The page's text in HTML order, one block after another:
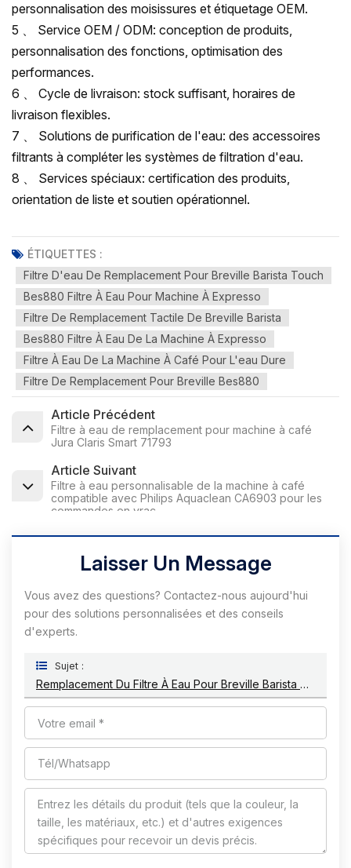
personnalisation des moisissures et étiquetage OEM.
5 、 Service OEM / ODM: conception de produits,
personnalisation des fonctions, optimisation des
performances.
6 、 Cycle de livraison: stock suffisant, horaires de
livraison flexibles.
7 、 Solutions de purification de l'eau: des accessoires
filtrants à compléter les systèmes de filtration d'eau.
8 、 Services spéciaux: certification des produits,
orientation de liste et soutien opérationnel.
ÉTIQUETTES :
Filtre D'eau De Remplacement Pour Breville Barista Touch
Bes880 Filtre À Eau Pour Machine À Expresso
Filtre De Remplacement Tactile De Breville Barista
Bes880 Filtre À Eau De La Machine À Expresso
Filtre À Eau De La Machine À Café Pour L'eau Dure
Filtre De Remplacement Pour Breville Bes880
Article Précédent
Filtre à eau de remplacement pour machine à café
Jura Claris Smart 71793
Article Suivant
Filtre à eau personnalisable de la machine à café
compatible avec Philips Aquaclean CA6903 pour les
commandes en vrac
Laisser Un Message
Vous avez des questions? Contactez-nous aujourd'hui
pour des solutions personnalisées et des conseils
d'experts.
Sujet :
Remplacement Du Filtre À Eau Pour Breville Barista Touch Machine Espresso Bes880 Pour L'élimination De L'eau Dure Et Du Chlore